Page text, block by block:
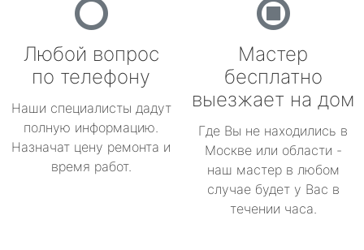
Любой вопрос
по телефону
Наши специалисты дадут
полную информацию.
Назначат цену ремонта и
время работ.
Мастер
бесплатно
выезжает на дом
Где Вы не находились в
Москве или области -
наш мастер в любом
случае будет у Вас в
течении часа.